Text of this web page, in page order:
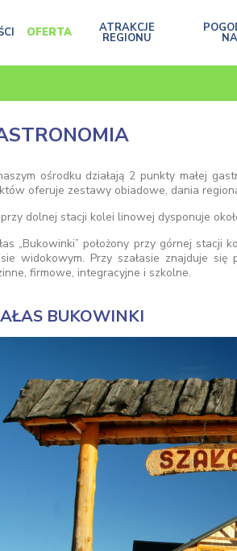
OFERTA ATRAKCJE
REGIONU
ośrodku działają 2 punkty małej
oferuje zestawy obiadowe, dania
dolnej stacji kolei linowej dysponuje
„Bukowinki” położony przy górnej
widokowym. Przy szałasie znajduje
firmowe, integracyjne i szkolne.
BUKOWINKI